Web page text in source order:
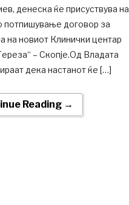
денеска ќе присуствува на
потпишување договор за
на новиот Клинички центар
– Скопје.Од Владата
дека настанот ќе […]
Reading →